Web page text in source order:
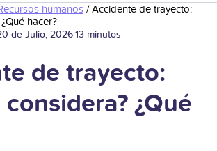
humanos /Accidente de trayecto:
hacer?
de Julio, 2026|13 minutos
de trayecto:
considera? ¿Qué